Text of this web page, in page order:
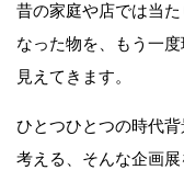
昔の家庭や店では当
なった物を、もう一
見えてきます。
ひとつひとつの時代
考える、そんな企画展